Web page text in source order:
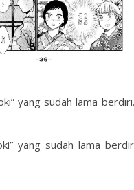
yang sudah lama
yang sudah lama